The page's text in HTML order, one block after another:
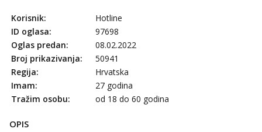
tel:0,93€ - mob:1,12€ min
Obavijesti me kada se oslobodi
Anđela
Čekam tvoj poziv!
064/677-677
- Kod: #142
tel:0,93€ - mob:1,12€ min
Korisnik:
Hotline
ID oglasa:
97698
Oglas predan:
08.02.2022
Broj prikazivanja:
50941
Regija:
Hrvatska
Imam:
27 godina
Tražim osobu:
od 18 do 60 godina
OPIS